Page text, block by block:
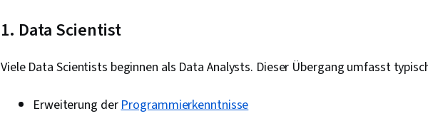
1. Data Scientist
Viele Data Scientists beginnen als Data Analysts. Dieser Übergang umfasst
Erweiterung derProgrammierkenntnisse